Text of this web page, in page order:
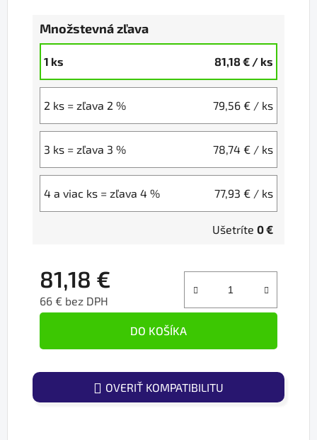
Množstevná zľava
1 ks 81,18 € / ks
2 ks = zľava 2 % 79,56 € / ks
3 ks = zľava 3 % 78,74 € / ks
4 a viac ks = zľava 4 % 77,93 € / ks
Ušetríte 0 €
81,18 €
66 € bez DPH
DO KOŠÍKA
OVERIŤ KOMPATIBILITU